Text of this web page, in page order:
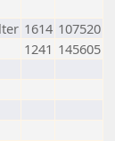
1614 107520
1241 145605